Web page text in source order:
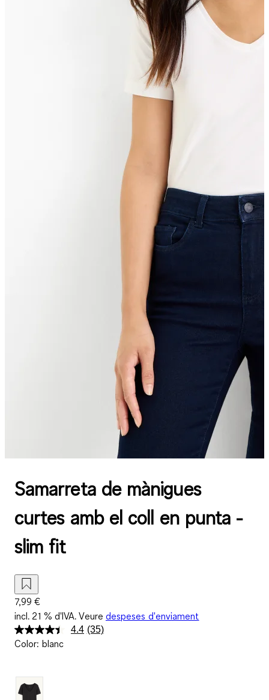
Samarreta de mànigues
curtes amb el coll en punta -
slim fit
7,99 €
incl. 21 % d'IVA. Veure despeses d'enviament
4.4 Llegeix
(35)
Color: blanc